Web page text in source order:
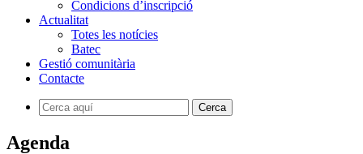
Condicions d’inscripció
Actualitat
Totes les notícies
Batec
Gestió comunitària
Contacte
Agenda